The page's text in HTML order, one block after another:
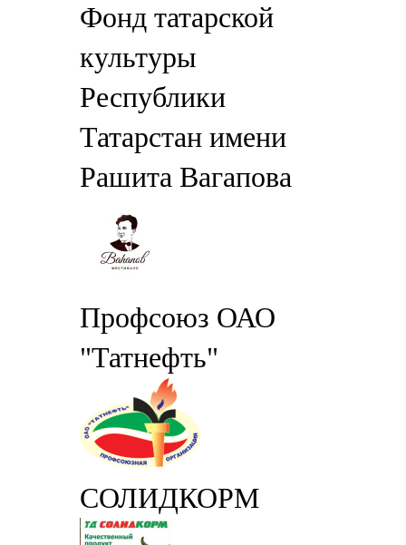
Фонд татарской
культуры
Республики
Татарстан имени
Рашита Вагапова
Профсоюз ОАО
"Татнефть"
СОЛИДКОРМ